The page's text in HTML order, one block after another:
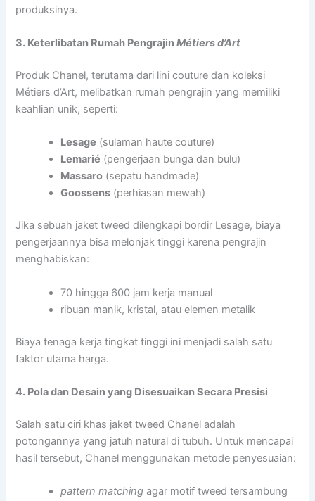
produksinya.
3. Keterlibatan Rumah PengrajinMétiers d’Art
Produk Chanel, terutama dari lini couture dan koleksi
Métiers d’Art, melibatkan rumah pengrajin yang memiliki
keahlian unik, seperti:
Lesage (sulaman haute couture)
Lemarié (pengerjaan bunga dan bulu)
Massaro (sepatu handmade)
Goossens (perhiasan mewah)
Jika sebuah jaket tweed dilengkapi bordir Lesage, biaya
pengerjaannya bisa melonjak tinggi karena pengrajin
menghabiskan:
70 hingga 600 jam kerja manual
ribuan manik, kristal, atau elemen metalik
Biaya tenaga kerja tingkat tinggi ini menjadi salah satu
faktor utama harga.
4. Pola dan Desain yang Disesuaikan Secara Presisi
Salah satu ciri khas jaket tweed Chanel adalah
potongannya yang jatuh natural di tubuh. Untuk mencapai
hasil tersebut, Chanel menggunakan metode penyesuaian:
pattern matching agar motif tweed tersambung